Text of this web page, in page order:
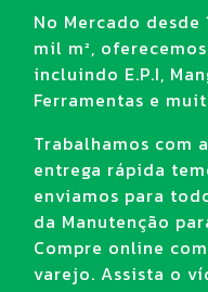
No Mercado
mil m²,
incluindo E.P.I,
Ferramentas e
Trabalhamos com
entrega rápida
enviamos para
da Manutenção
Compre online
varejo. Assista o